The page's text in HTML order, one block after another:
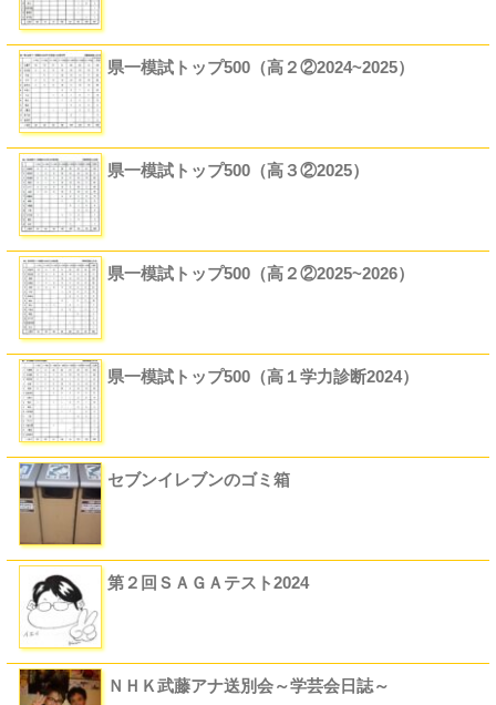
県一模試トップ500（高２②2024~2025）
県一模試トップ500（高３②2025）
県一模試トップ500（高２②2025~2026）
県一模試トップ500（高１学力診断2024）
セブンイレブンのゴミ箱
第２回ＳＡＧＡテスト2024
ＮＨＫ武藤アナ送別会～学芸会日誌～